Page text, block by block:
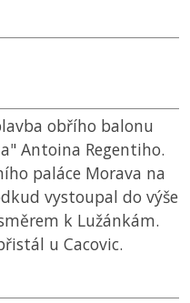
obřího balonu
Antoina Regentiho.
paláce Morava na
vystoupal do výše
k Lužánkám.
u Cacovic.